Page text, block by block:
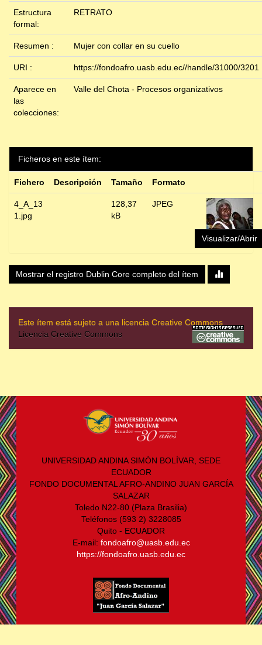
Estructura
formal:
RETRATO
Resumen : Mujer con collar en su cuello
URI : https://fondoafro.uasb.edu.ec//handle/31000/3201
Aparece en
las
colecciones:
Valle del Chota - Procesos organizativos
Ficheros en este ítem:
Fichero Descripción Tamaño Formato
4_A_13
1.jpg
128,37
kB
JPEG
Visualizar/Abrir
Mostrar el registro Dublin Core completo del ítem
Este ítem está sujeto a una licencia Creative Commons
Licencia Creative Commons
UNIVERSIDAD ANDINA SIMÓN BOLÍVAR, SEDE
ECUADOR
FONDO DOCUMENTAL AFRO-ANDINO JUAN GARCÍA
SALAZAR
Toledo N22-80 (Plaza Brasilia)
Teléfonos (593 2) 3228085
Quito - ECUADOR
E-mail: fondoafro@uasb.edu.ec
https://fondoafro.uasb.edu.ec